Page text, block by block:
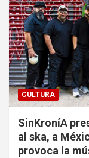
CULTURA
SinKroníA
al ska, a
provoca la